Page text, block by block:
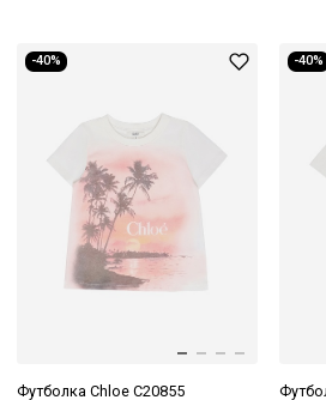
-40%
Футболка Chloe C20855
-40%